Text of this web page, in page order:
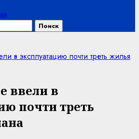
в эксплуатацию почти треть жилья
ввели в
почти треть